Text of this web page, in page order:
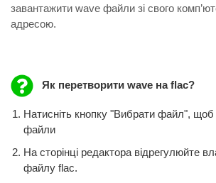
завантажити wave файли зі свого
адресою.
Як перетворити wave на flac?
Натисніть кнопку "Вибрати файл", щоб
файли
На сторінці редактора відрегулюйте
файлу flac.